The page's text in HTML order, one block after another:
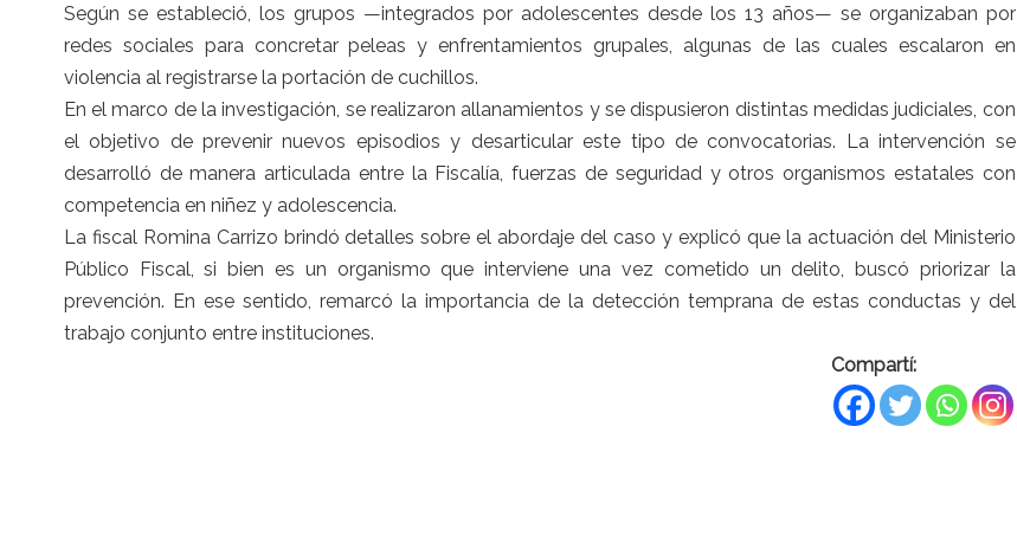
Según se estableció, los grupos —integrados por adolescentes desde los 13 años— se organizaban por
redes sociales para concretar peleas y enfrentamientos grupales, algunas de las cuales escalaron en
violencia al registrarse la portación de cuchillos.
En el marco de la investigación, se realizaron allanamientos y se dispusieron distintas medidas judiciales, con
el objetivo de prevenir nuevos episodios y desarticular este tipo de convocatorias. La intervención se
desarrolló de manera articulada entre la Fiscalía, fuerzas de seguridad y otros organismos estatales con
competencia en niñez y adolescencia.
La fiscal Romina Carrizo brindó detalles sobre el abordaje del caso y explicó que la actuación del Ministerio
Público Fiscal, si bien es un organismo que interviene una vez cometido un delito, buscó priorizar la
prevención. En ese sentido, remarcó la importancia de la detección temprana de estas conductas y del
trabajo conjunto entre instituciones.
Compartí: